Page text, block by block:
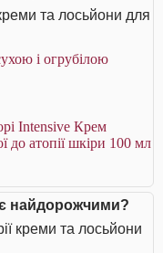
та лосьйони для
і огрубілою
Intensive Крем
до атопії шкіри 100 мл
є найдорожчими?
креми та лосьйони